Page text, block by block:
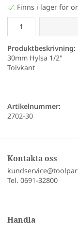
Finns i lager för
Produktbeskrivning:
30mm Hylsa 1/2"
Tolvkant
Artikelnummer:
2702-30
Kontakta oss
Tel. 0691-32800
Handla